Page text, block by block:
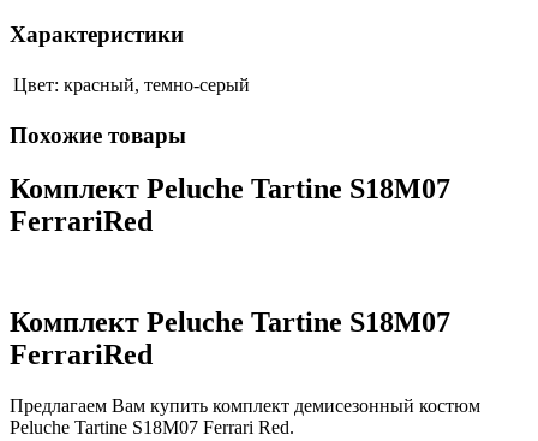
Характеристики
Цвет: красный, темно-серый
Похожие товары
Комплект Peluche Tartine S18M07
FerrariRed
Комплект Peluche Tartine S18M07
FerrariRed
Предлагаем Вам купить комплект демисезонный костюм
Peluche Tartine S18M07 Ferrari Red.